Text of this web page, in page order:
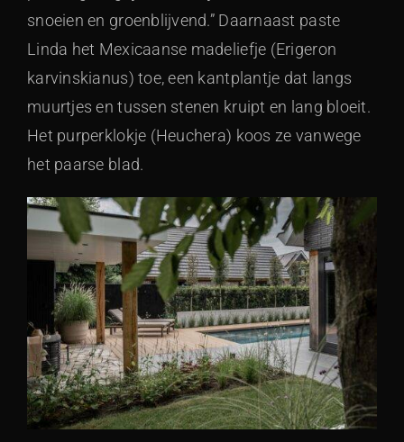
snoeien en groenblijvend.” Daarnaast paste
Linda het Mexicaanse madeliefje (Erigeron
karvinskianus) toe, een kantplantje dat langs
muurtjes en tussen stenen kruipt en lang bloeit.
Het purperklokje (Heuchera) koos ze vanwege
het paarse blad.